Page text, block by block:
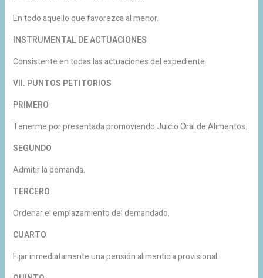
En todo aquello que favorezca al menor.
INSTRUMENTAL DE ACTUACIONES
Consistente en todas las actuaciones del expediente.
VII. PUNTOS PETITORIOS
PRIMERO
Tenerme por presentada promoviendo Juicio Oral de Alimentos.
SEGUNDO
Admitir la demanda.
TERCERO
Ordenar el emplazamiento del demandado.
CUARTO
Fijar inmediatamente una pensión alimenticia provisional.